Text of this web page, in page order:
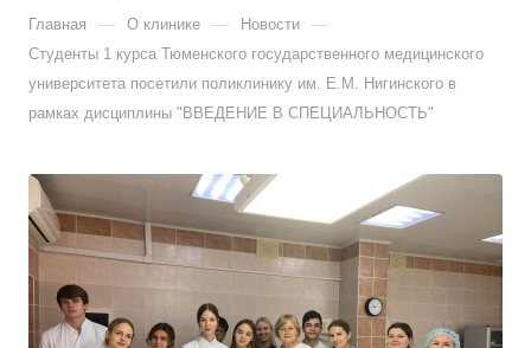
Главная — О клинике — Новости —
Студенты 1 курса Тюменского государственного медицинского
университета посетили поликлинику им. Е.М. Нигинского в
рамках дисциплины "ВВЕДЕНИЕ В СПЕЦИАЛЬНОСТЬ"